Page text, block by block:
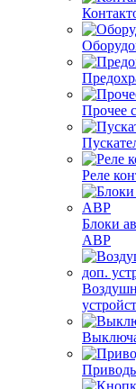
Прочее
Реле
Блоки
АВР